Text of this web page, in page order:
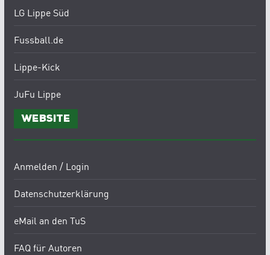
LG Lippe Süd
Fussball.de
Lippe-Kick
JuFu Lippe
Website
Anmelden / Login
Datenschutzerklärung
eMail an den TuS
FAQ für Autoren